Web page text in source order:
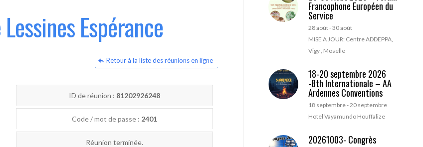
Espérance
Retour à la liste des réunions en ligne
ID de réunion : 81202926248
Code / mot de passe : 2401
Réunion terminée.
Francophone Européen du
Service
28 août-30 août
MISE A JOUR: Centre ADDEPPA,
Vigy , Moselle
18-20 septembre 2026
-8th Internationale – AA
Ardennes Conventions
18 septembre-20 septembre
Hotel Vayamundo Houffalize
20261003- Congrès